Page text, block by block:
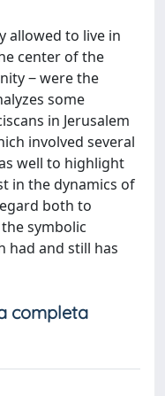
allowed to live in
center of the
‒ were the
some
in Jerusalem
involved several
well to highlight
in the dynamics of
both to
symbolic
had and still has
completa